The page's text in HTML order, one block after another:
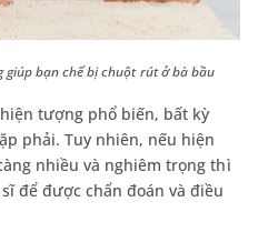
giúp bạn chế bị chuột rút ở bà bầu
tượng phổ biến, bất kỳ
phải. Tuy nhiên, nếu hiện
nhiều và nghiêm trọng thì
để được chẩn đoán và điều